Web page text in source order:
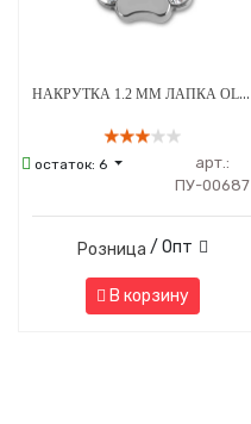
НАКРУТКА 1.2 ММ ЛАПКА OLIVE CRYSTAL ТИТАН
остаток:6
арт.:
ПУ-00687
Розница / Опт
В корзину